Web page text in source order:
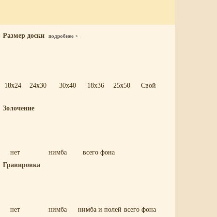
Размер доски подробнее >
18x24 24x30 30x40 18x36 25x50 Свой
Золочение
нет нимба
всего фона
Гравировка
нет нимба нимба и полей всего фона